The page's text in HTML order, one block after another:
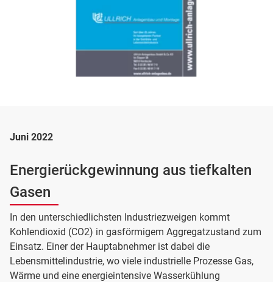
Juni 2022
Energierückgewinnung aus tiefkalten
Gasen
In den unterschiedlichsten Industriezweigen kommt
Kohlendioxid (CO2) in gasförmigem Aggregatzustand zum
Einsatz. Einer der Hauptabnehmer ist dabei die
Lebensmittelindustrie, wo viele industrielle Prozesse Gas,
Wärme und eine energieintensive Wasserkühlung